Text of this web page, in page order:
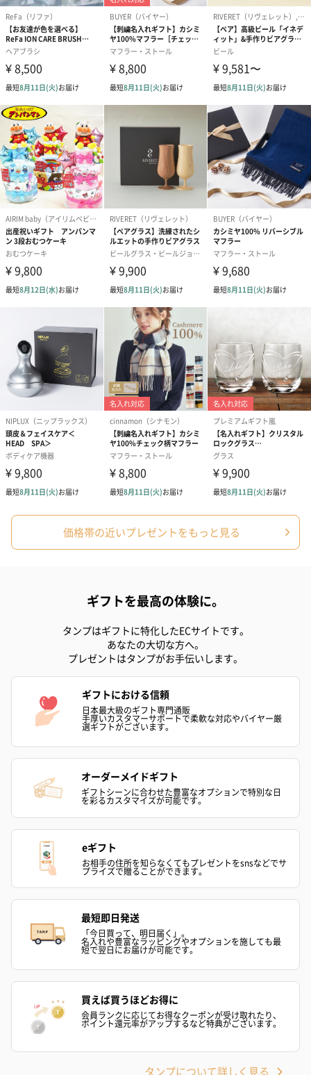
す。
セット商品をご購入時に短冊のしオプションを選択された場合、
いずれかの商品1つに短冊のしを付けてお届けします。
結婚祝い（結婚御祝）
（110円）
出産祝い（御出産祝）
（110円）
金銀結び切り(
い用)（寿）（
出産祝いちょい足しギフト
出産祝いギフトへの＋αにおすすめです。お母様にもお子様にも嬉
しいギフトオプションをご用意いたしました。
商品と同梱してお届けいたします。
ノンカフェインフルー
ツティー（562円）
葉酸入りデカフェコー
ヒー（875円）
カフェインレ
ー（519円）
ベビーグッズ
出産祝いギフトへの＋αにおすすめです。新生児〜1歳ごろまでの
赤ちゃん向けのアイテムをご用意しました。
商品と同梱してお届けいたします。
（2,310円）
（1,650円）
生花のブーケを同梱します。
※9-15時にご注文いただく場合、最短のお届け可能日が通常より
も1日遅くなります。
シーズンブーケ（ひま
わり）（1,880円）
ブーケ（ホワイトグリ
ーン）（1,650円）
ブーケ（ピン
（1,650円）
価格帯の近いプレゼントをもっと見る
ギフトを最高の体験に。
タンプはギフトに特化したECサイトです。
あなたの大切な方へ。
プレゼントはタンプがお手伝いします。
ギフトにおける信頼
日本最大級のギフト専門通販
手厚いカスタマーサポートで柔軟な対応やバイヤー厳
選ギフトがございます。
オーダーメイドギフト
ギフトシーンに合わせた豊富なオプションで特別な日
を彩るカスタマイズが可能です。
eギフト
お相手の住所を知らなくてもプレゼントをsnsなどでサ
プライズで贈ることができます。
最短即日発送
「今日買って、明日届く」。
名入れや豊富なラッピングやオプションを施しても最
短で翌日にお届けが可能です。
買えば買うほどお得に
会員ランクに応じてお得なクーポンが受け取れたり、
ポイント還元率がアップするなど特典がございます。
タンプについて詳しく見る